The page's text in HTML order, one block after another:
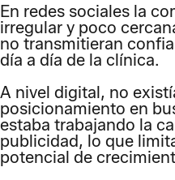
En redes sociales la
irregular y poco
no transmitieran
día a día de la clínica.
A nivel digital, no
posicionamiento en
estaba trabajando la
publicidad, lo que
potencial de